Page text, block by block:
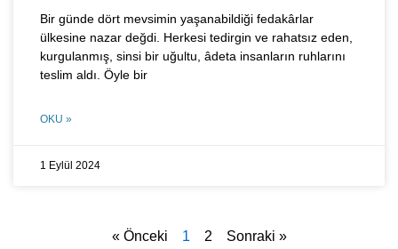
Bir günde dört mevsimin yaşanabildiği fedakârlar
ülkesine nazar değdi. Herkesi tedirgin ve rahatsız eden,
kurgulanmış, sinsi bir uğultu, âdeta insanların ruhlarını
teslim aldı. Öyle bir
OKU »
1 Eylül 2024
« Önceki 1 2 Sonraki »